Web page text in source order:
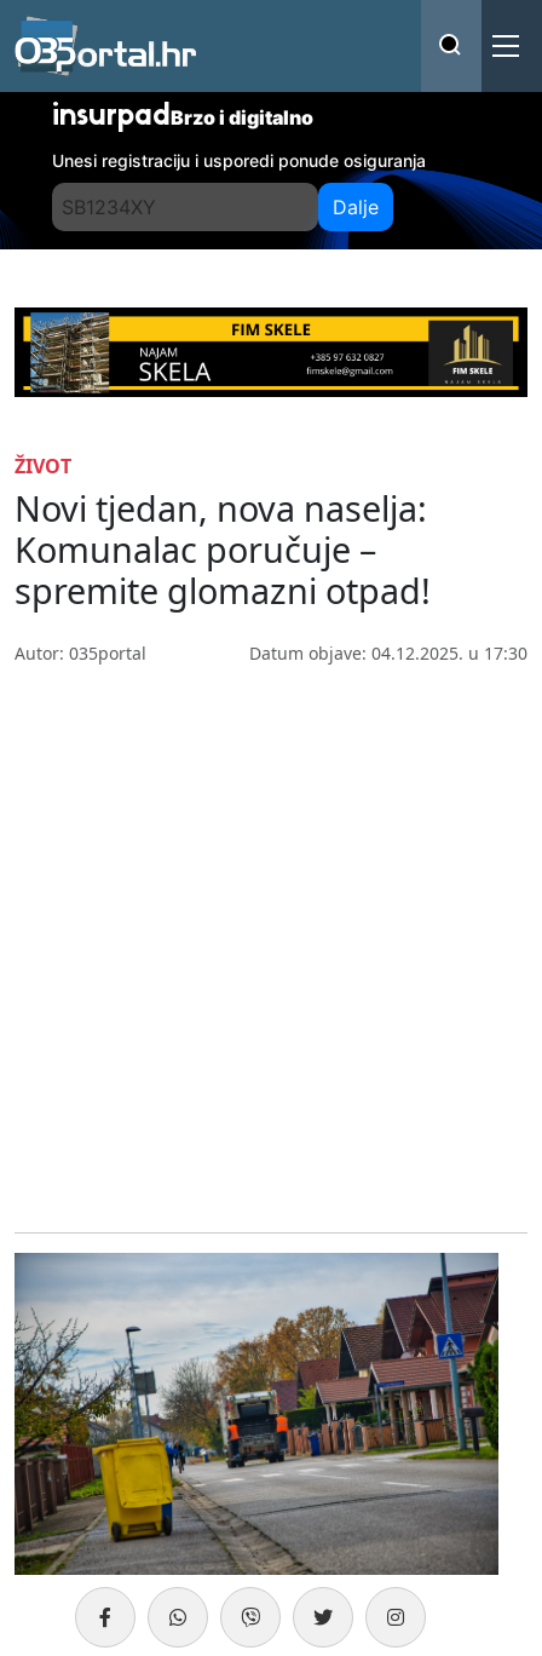
insurpadBrzo i digitalno
Unesi registraciju i usporedi ponude osiguranja
Dalje
ŽIVOT
Novi tjedan, nova naselja:
Komunalac poručuje –
spremite glomazni otpad!
Autor: 035portal Datum objave: 04.12.2025. u 17:30